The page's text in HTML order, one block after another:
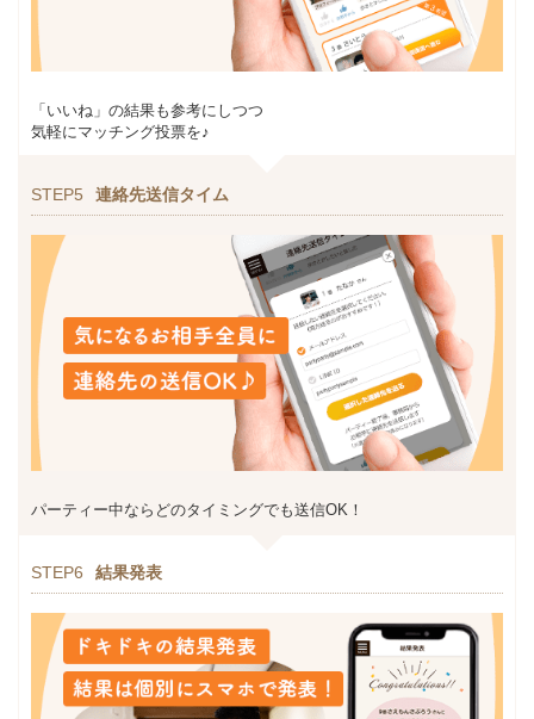
「いいね」の結果も参考にしつつ
気軽にマッチング投票を♪
STEP5 連絡先送信タイム
パーティー中ならどのタイミングでも送信OK！
STEP6 結果発表